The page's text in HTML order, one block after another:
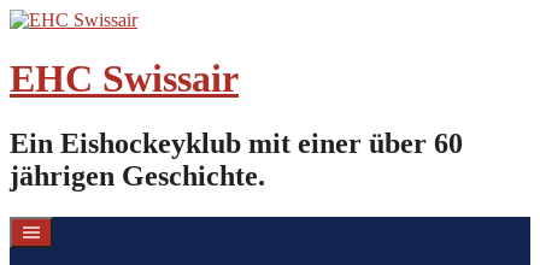
Springe
Inhalt
EHC Swissair
Ein Eishockeyklub mit einer über 60
jährigen Geschichte.